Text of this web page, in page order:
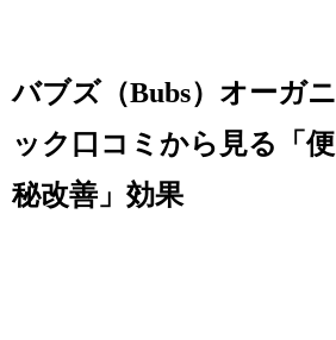
バブズ（Bubs）オーガニ
ック口コミから見る「便
秘改善」効果